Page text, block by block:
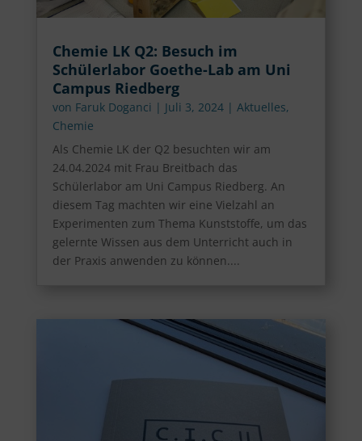
Chemie LK Q2: Besuch im
Schülerlabor Goethe-Lab am Uni
Campus Riedberg
von Faruk Doganci | Juli 3, 2024| Aktuelles,
Chemie
Als Chemie LK der Q2 besuchten wir am
24.04.2024 mit Frau Breitbach das
Schülerlabor am Uni Campus Riedberg. An
diesem Tag machten wir eine Vielzahl an
Experimenten zum Thema Kunststoffe, um das
gelernte Wissen aus dem Unterricht auch in
der Praxis anwenden zu können....